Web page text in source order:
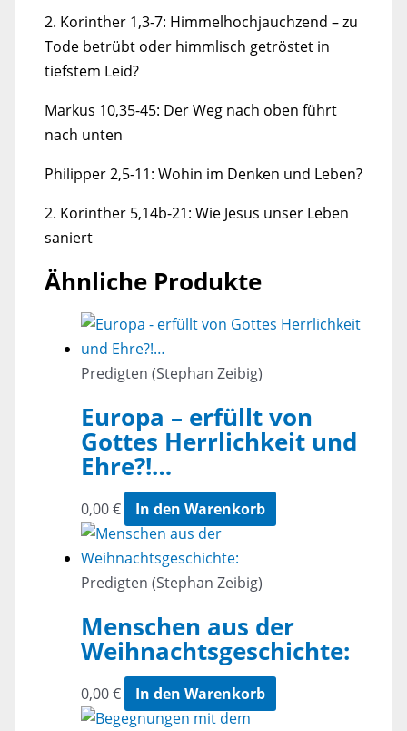
2. Korinther 1,3-7: Himmelhochjauchzend – zu
Tode betrübt oder himmlisch getröstet in
tiefstem Leid?
Markus 10,35-45: Der Weg nach oben führt
nach unten
Philipper 2,5-11: Wohin im Denken und Leben?
2. Korinther 5,14b-21: Wie Jesus unser Leben
saniert
Ähnliche Produkte
Predigten (Stephan Zeibig)
Europa – erfüllt von
Gottes Herrlichkeit und
Ehre?!…
0,00€ In den Warenkorb
Predigten (Stephan Zeibig)
Menschen aus der
Weihnachtsgeschichte:
0,00€ In den Warenkorb